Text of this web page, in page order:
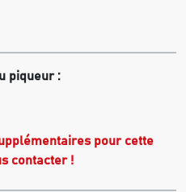
piqueur :
pour cette
contacter!